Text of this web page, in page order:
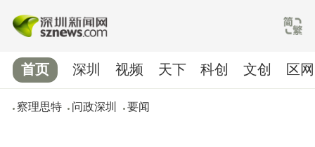
首页
察理思特 问政深圳 要闻
深圳 视频 天下 科创 文创 区网